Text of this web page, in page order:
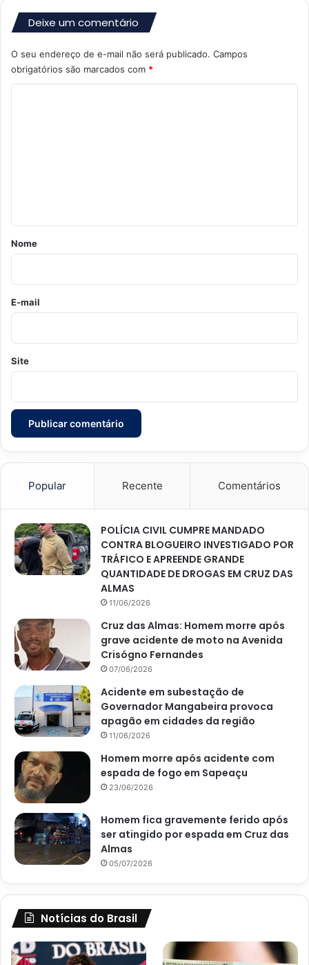
Deixe um comentário
O seu endereço de e-mail não será publicado. Campos
obrigatórios são marcados com *
r
o
*
Nome
E-mail
Site
Popular Recente Comentários
POLÍCIA CIVIL CUMPRE MANDADO
CONTRA BLOGUEIRO INVESTIGADO POR
TRÁFICO E APREENDE GRANDE
QUANTIDADE DE DROGAS EM CRUZ DAS
ALMAS
11/06/2026
Cruz das Almas: Homem morre após
grave acidente de moto na Avenida
Crisógno Fernandes
07/06/2026
Acidente em subestação de
Governador Mangabeira provoca
apagão em cidades da região
11/06/2026
Homem morre após acidente com
espada de fogo em Sapeaçu
23/06/2026
Homem fica gravemente ferido após
ser atingido por espada em Cruz das
Almas
05/07/2026
Notícias do Brasil